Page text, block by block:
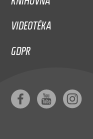
VIDEOTÉKA
GDPR